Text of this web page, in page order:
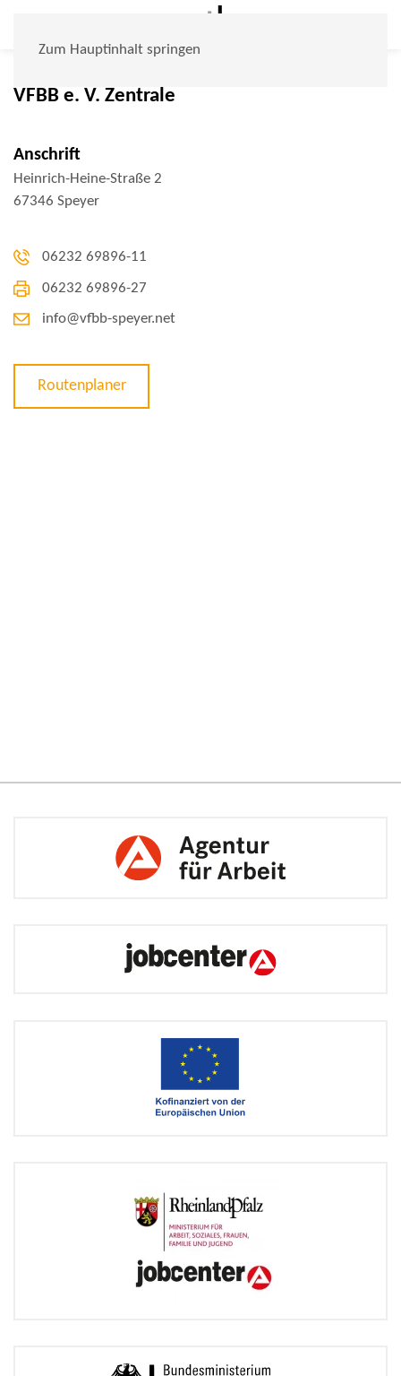
Zum Hauptinhalt springen
VFBB e. V. Zentrale
Anschrift
Heinrich-Heine-Straße 2
67346 Speyer
06232 69896-11
06232 69896-27
info@vfbb-speyer.net
Routenplaner